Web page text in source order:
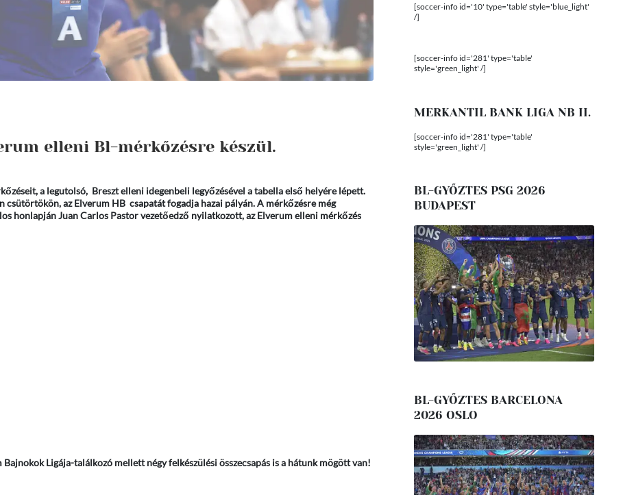
elleni Bl-mérkőzésre készül.
a legutolsó, Breszt elleni idegenbeli legyőzésével a tabella első helyére lépett.
az Elverum HB csapatát fogadja hazai pályán. A mérkőzésre még
honlapján Juan Carlos Pastor vezetőedző nyilatkozott, az Elverum elleni mérkőzés
Ligája-találkozó mellett négy felkészülési összecsapás is a hátunk mögött van!
[soccer-info id='10' type='table' style='blue_light'
/]
[soccer-info id='281' type='table'
style='green_light' /]
MERKANTIL BANK LIGA NB II.
[soccer-info id='281' type='table'
style='green_light' /]
BL-GYŐZTES PSG 2026
BUDAPEST
BL-GYŐZTES BARCELONA
2026 OSLO